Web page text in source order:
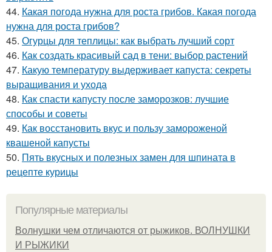
44. Какая погода нужна для роста грибов. Какая погода
нужна для роста грибов?
45. Огурцы для теплицы: как выбрать лучший сорт
46. Как создать красивый сад в тени: выбор растений
47. Какую температуру выдерживает капуста: секреты
выращивания и ухода
48. Как спасти капусту после заморозков: лучшие
способы и советы
49. Как восстановить вкус и пользу замороженой
квашеной капусты
50. Пять вкусных и полезных замен для шпината в
рецепте курицы
Популярные материалы
Волнушки чем отличаются от рыжиков. ВОЛНУШКИ
И РЫЖИКИ